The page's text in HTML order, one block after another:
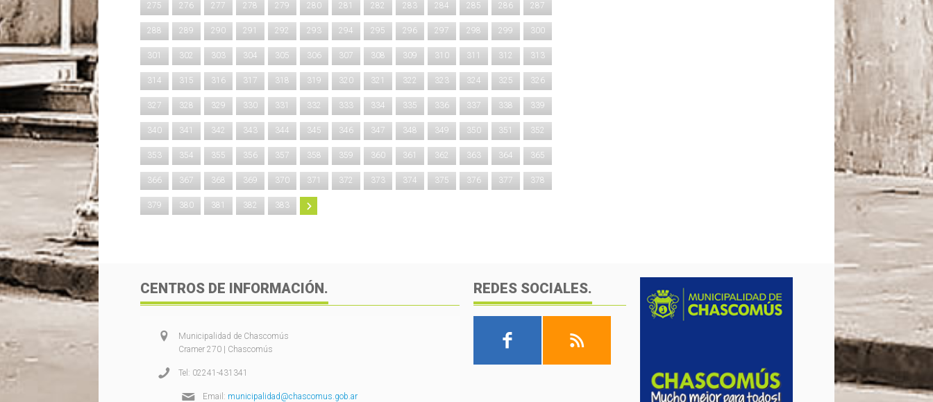
275 276 277 278 279 280 281 282 283 284 285 286 287
288 289 290 291 292 293 294 295 296 297 298 299 300
301 302 303 304 305 306 307 308 309 310 311 312 313
314 315 316 317 318 319 320 321 322 323 324 325 326
327 328 329 330 331 332 333 334 335 336 337 338 339
340 341 342 343 344 345 346 347 348 349 350 351 352
353 354 355 356 357 358 359 360 361 362 363 364 365
366 367 368 369 370 371 372 373 374 375 376 377 378
379 380 381 382 383
CENTROS DE INFORMACIÓN.
Municipalidad de Chascomús
Cramer 270 | Chascomús
Tel: 02241-431341
Email: municipalidad@chascomus.gob.ar
REDES SOCIALES.